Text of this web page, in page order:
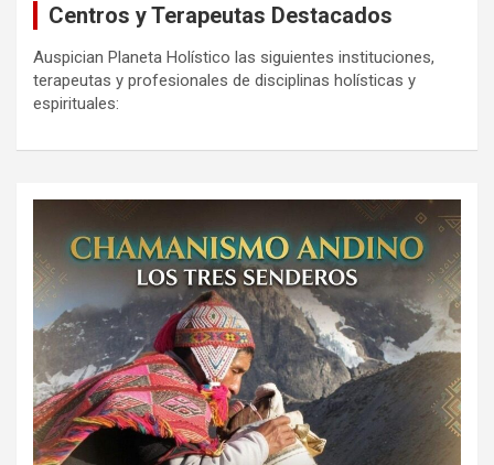
Centros y Terapeutas Destacados
Auspician Planeta Holístico las siguientes instituciones,
terapeutas y profesionales de disciplinas holísticas y
espirituales: